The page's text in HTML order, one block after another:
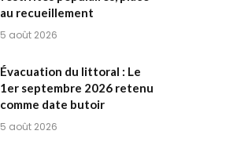
au recueillement
5 août 2026
Évacuation du littoral : Le
1er septembre 2026 retenu
comme date butoir
5 août 2026